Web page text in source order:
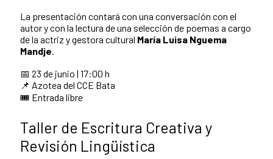
La presentación contará con una conversación con el
autor y con la lectura de una selección de poemas a cargo
de la actriz y gestora cultural María Luisa Nguema
Mandje.
📅 23 de junio | 17:00 h
📌 Azotea del CCE Bata
🎟️ Entrada libre
Taller de Escritura Creativa y
Revisión Lingüística